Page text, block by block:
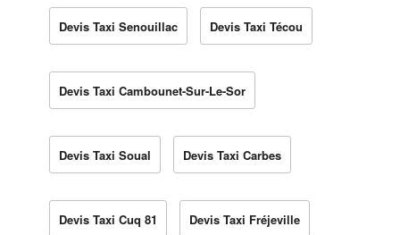
Devis Taxi Senouillac Devis Taxi Técou
Devis Taxi Cambounet-Sur-Le-Sor
Devis Taxi Soual Devis Taxi Carbes
Devis Taxi Cuq 81 Devis Taxi Fréjeville